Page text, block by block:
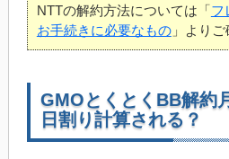
NTTの解約方法については「フ
お手続きに必要なもの」よりご
GMOとくとくBB解約
日割り計算される？